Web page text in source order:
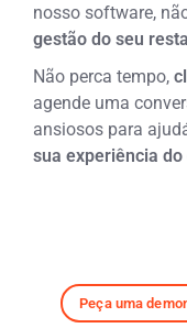
nosso software,
gestão do seu
Não perca tempo,
agende uma
ansiosos para
sua experiência
Peça uma